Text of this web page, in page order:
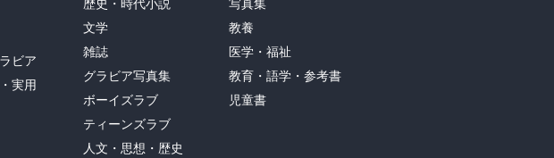
う。
応、口語訳収録で使いやすい。
る人も多いだろう。
新字旧かな」で表記していること。
かったと思う。
事あらん、罪人にても然するなり。なんぢら得る事あらんと思ひて
にても均しきものを受けんとて罪人に貸すなり。汝らは仇を愛し、
その報は大ならん。かつ至高者の子たるべし。至高者は恩を知らぬ
の慈悲なるごとく、汝らも慈悲なれ。人を審くな、然らば汝らも審
汝らも罪に定めらるる事あらじ。人を赦せ、然らば汝らも赦され
人は量をよくし、押し入れ、揺り入れ溢るるまでにして、汝らの懐
を結ぶ悪しき樹はなし。樹はおのおの其の果によりて知らる。
ビア
実用
歴史・時代小説
文学
雑誌
グラビア写真集
ボーイズラブ
ティーンズラブ
人文・思想・歴史
写真集
教養
医学・福祉
教育・語学・参考書
児童書